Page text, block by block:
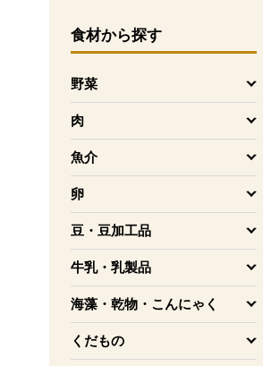
食材から探す
野菜
を開く
肉
を開く
魚介
を開く
卵
を開く
豆・豆加工品
を開く
牛乳・乳製品
を開く
海藻・乾物・こんにゃく
を開く
くだもの
を開く